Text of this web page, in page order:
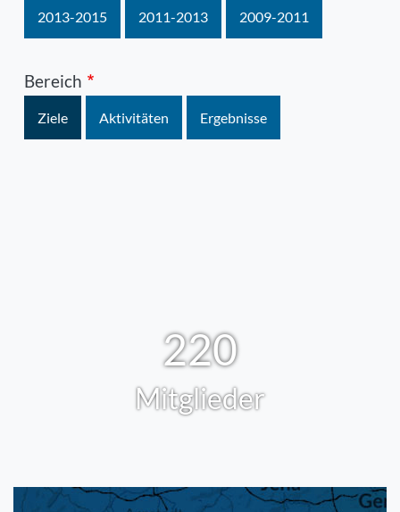
2013-2015 2011-2013 2009-2011
Bereich
Ziele Aktivitäten Ergebnisse
220
Mitglieder